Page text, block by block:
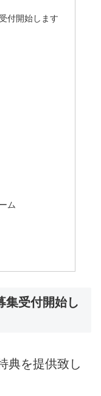
付開始します
ム
集受付開始し
典を提供致し